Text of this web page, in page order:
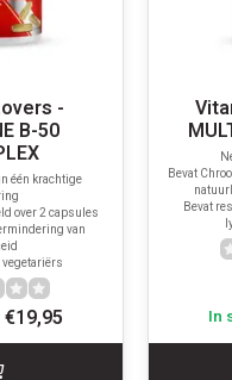
-
B-50
één krachtige
over 2 capsules
van
€19,95
Bevat
Bevat
In